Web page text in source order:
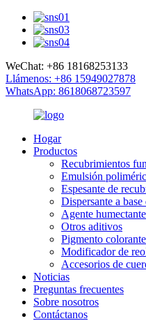
WeChat: +86 18168253133
Llámenos: +86 15949027878
WhatsApp: 8618068723597
Hogar
Productos
Recubrimientos
Emulsión
Espesante de
Dispersante a base
Agente
Otros aditivos
Pigmento
Modificador de
Accesorios de
Noticias
Preguntas frecuentes
Sobre nosotros
Contáctanos